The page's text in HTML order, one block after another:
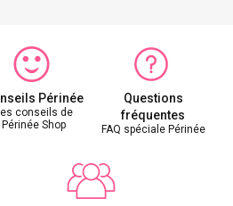
Périnée
conseils de
Périnée Shop
Questions
fréquentes
FAQ spéciale Périnée